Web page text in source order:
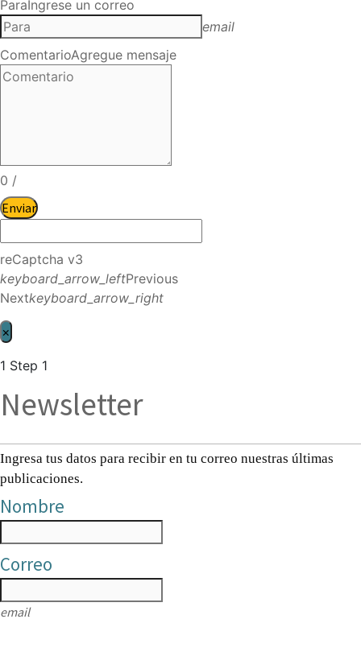
ParaIngrese un correo
email
ComentarioAgregue mensaje
0 /
Enviar
reCaptcha v3
keyboard_arrow_leftPrevious
Nextkeyboard_arrow_right
×
1 Step 1
Newsletter
Ingresa tus datos para recibir en tu correo nuestras últimas
publicaciones.
Nombre
Correo
email